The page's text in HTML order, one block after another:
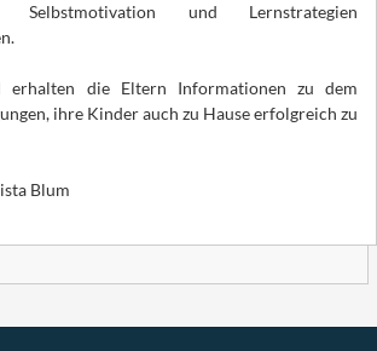
Selbstmotivation und Lernstrategien
erhalten die Eltern Informationen zu dem
ihre Kinder auch zu Hause erfolgreich zu
Blum